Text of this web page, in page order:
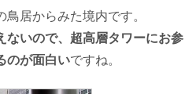
居からみた境内です。
ないので、超高層タワーにお参
のが面白いですね。